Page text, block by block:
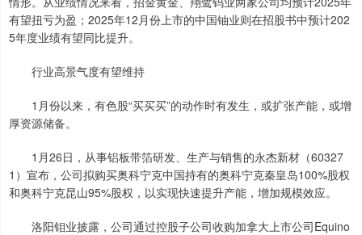
有望扭亏为盈；2025年12月份上市的中国铀业则在招股书中预计202
5年度业绩有望同比提升。
行业高景气度有望维持
1月份以来，有色股“买买买”的动作时有发生，或扩张产能，或增
厚资源储备。
1月26日，从事铝板带箔研发、生产与销售的永杰新材（60327
1）宣布，公司拟购买奥科宁克中国持有的奥科宁克秦皇岛100%股权
和奥科宁克昆山95%股权，以实现快速提升产能，增加规模效应。
洛阳钼业披露，公司通过控股子公司收购加拿大上市公司Equino